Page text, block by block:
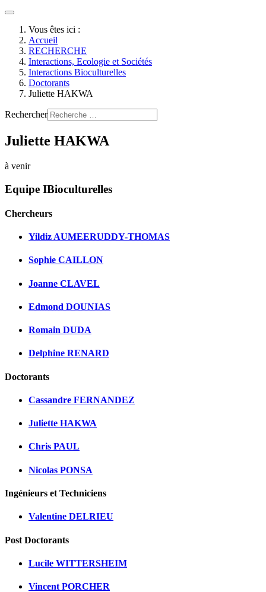
Vous êtes ici :
Accueil
RECHERCHE
Interactions, Ecologie et Sociétés
Interactions Bioculturelles
Doctorants
Juliette HAKWA
Rechercher
Juliette HAKWA
à venir
Equipe IBioculturelles
Chercheurs
Yildiz AUMEERUDDY-THOMAS
Sophie CAILLON
Joanne CLAVEL
Edmond DOUNIAS
Romain DUDA
Delphine RENARD
Doctorants
Cassandre FERNANDEZ
Juliette HAKWA
Chris PAUL
Nicolas PONSA
Ingénieurs et Techniciens
Valentine DELRIEU
Post Doctorants
Lucile WITTERSHEIM
Vincent PORCHER